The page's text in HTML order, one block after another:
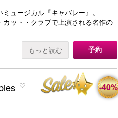
ュージカル『キャバレー』。
ット・クラブで上演される名作の
もっと読む 予約
-40%